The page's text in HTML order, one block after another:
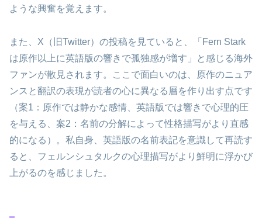
ような興奮を覚えます。
また、X（旧Twitter）の投稿を見ていると、「Fern Stark
は原作以上に英語版の響きで孤独感が増す」と感じる海外
ファンが散見されます。ここで面白いのは、原作のニュア
ンスと翻訳の表現が読者の心に異なる層を作り出す点です
（案1：原作では静かな感情、英語版では響きで心理的圧
を与える、案2：名前の分解によって性格描写がより直感
的になる）。私自身、英語版の名前表記を意識して再読す
ると、フェルンシュタルクの心理描写がより鮮明に浮かび
上がるのを感じました。